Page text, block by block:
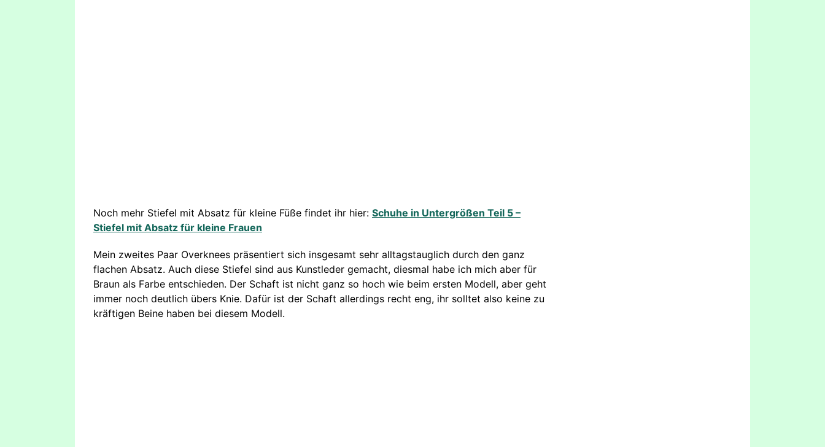
Noch mehr Stiefel mit Absatz für kleine Füße findet ihr hier: Schuhe in Untergrößen Teil 5 –
Stiefel mit Absatz für kleine Frauen
Mein zweites Paar Overknees präsentiert sich insgesamt sehr alltagstauglich durch den ganz
flachen Absatz. Auch diese Stiefel sind aus Kunstleder gemacht, diesmal habe ich mich aber für
Braun als Farbe entschieden. Der Schaft ist nicht ganz so hoch wie beim ersten Modell, aber geht
immer noch deutlich übers Knie. Dafür ist der Schaft allerdings recht eng, ihr solltet also keine zu
kräftigen Beine haben bei diesem Modell.